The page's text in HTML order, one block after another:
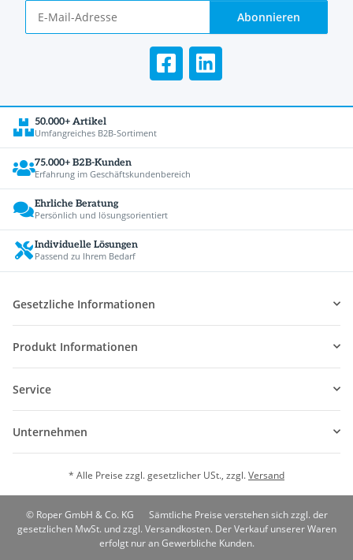
Abonnieren
50.000+ Artikel
Umfangreiches B2B-Sortiment
75.000+ B2B-Kunden
Erfahrung im Geschäftskundenbereich
Ehrliche Beratung
Persönlich und lösungsorientiert
Individuelle Lösungen
Passend zu Ihrem Bedarf
Gesetzliche Informationen
Produkt Informationen
Service
Unternehmen
* Alle Preise zzgl. gesetzlicher USt., zzgl.Versand
© Roper GmbH & Co. KG
Sämtliche Preise verstehen sich zzgl. der
gesetzlichen MwSt. und zzgl. Versandkosten. Der Verkauf unserer Waren
erfolgt nur an Gewerbliche Kunden.